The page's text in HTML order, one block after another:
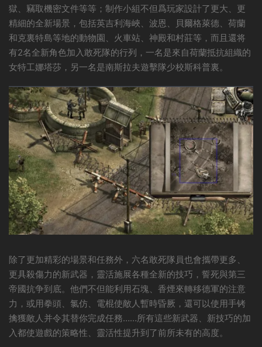
獄、竊取機密文件等等；制作小組不但爲玩家設計了更大、更
精細的全新場景，包括英吉利海峽、波恩、貝爾格萊德、荷蘭
和克裏特島等地的動物園、火車站、神殿和村莊等，而且還将
有2名全新角色加入敢死隊的行列，一名是來自荷蘭抵抗組織的
女特工娜塔莎，另一名是南斯拉夫遊擊隊少校斯科普裏。
除了更加精彩的場景和任務外，六名敢死隊員也會攜帶更多、
更具殺傷力的新武器，靈活施展各種全新的技巧，誓死與第三
帝國抗争到底。他們不但能利用石塊、香煙來轉移德軍的注意
力，或用拳頭、氯仿、電棍使敵人暫時昏厥，還可以使用手铐
擒獲敵人并令其替你完成任務……所有這些新武器、新技巧的加
入都使遊戲的策略性、靈活性提升到了前所未有的高度。